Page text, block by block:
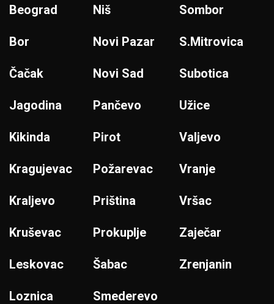
Beograd
Bor
Čačak
Jagodina
Kikinda
Kragujevac
Kraljevo
Kruševac
Leskovac
Loznica
Niš
Novi Pazar
Novi Sad
Pančevo
Pirot
Požarevac
Priština
Prokuplje
Šabac
Smederevo
Sombor
S.Mitrovica
Subotica
Užice
Valjevo
Vranje
Vršac
Zaječar
Zrenjanin